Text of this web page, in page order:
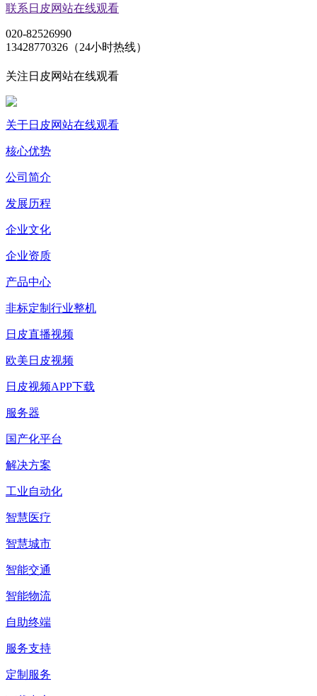
联系日皮网站在线观看
020-82526990
13428770326（24小时热线）
关注日皮网站在线观看
关于日皮网站在线观看
核心优势
公司简介
发展历程
企业文化
企业资质
产品中心
非标定制行业整机
日皮直播视频
欧美日皮视频
日皮视频APP下载
服务器
国产化平台
解决方案
工业自动化
智慧医疗
智慧城市
智能交通
智能物流
自助终端
服务支持
定制服务